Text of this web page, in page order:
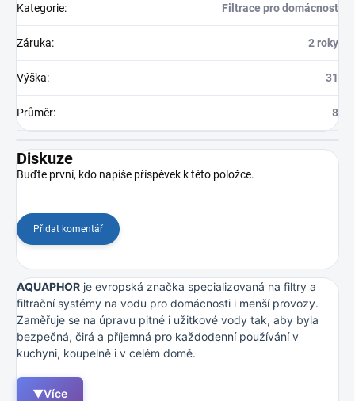
Kategorie: Filtrace pro domácnost
Záruka: 2 roky
Výška: 31
Průměr: 8
Diskuze
Buďte první, kdo napíše příspěvek k této položce.
Přidat komentář
AQUAPHOR je evropská značka specializovaná na filtry a
filtrační systémy na vodu pro domácnosti i menší provozy.
Zaměřuje se na úpravu pitné i užitkové vody tak, aby byla
bezpečná, čirá a příjemná pro každodenní používání v
kuchyni, koupelně i v celém domě.
▼Více